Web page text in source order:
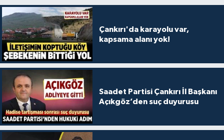
Çankırı'da karayolu var,
kapsama alanı yok!
Saadet Partisi Çankırı İl Başkanı
Açıkgöz’den suç duyurusu